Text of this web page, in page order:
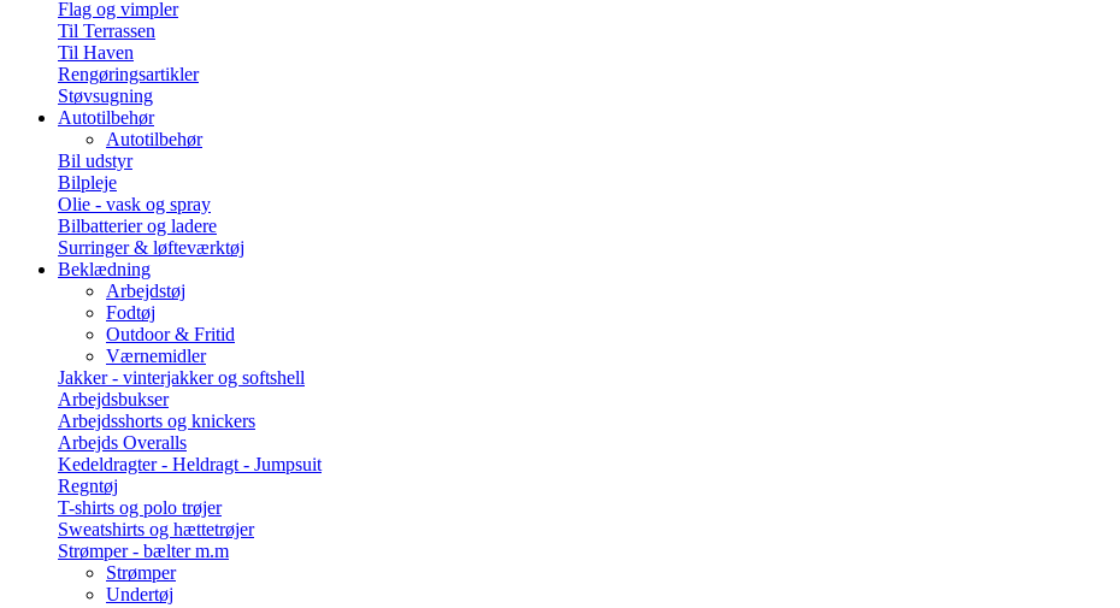
Flag og vimpler
Til Terrassen
Til Haven
Rengøringsartikler
Støvsugning
Autotilbehør
Autotilbehør
Bil udstyr
Bilpleje
Olie - vask og spray
Bilbatterier og ladere
Surringer & løfteværktøj
Beklædning
Arbejdstøj
Fodtøj
Outdoor & Fritid
Værnemidler
Jakker - vinterjakker og softshell
Arbejdsbukser
Arbejdsshorts og knickers
Arbejds Overalls
Kedeldragter - Heldragt - Jumpsuit
Regntøj
T-shirts og polo trøjer
Sweatshirts og hættetrøjer
Strømper - bælter m.m
Strømper
Undertøj